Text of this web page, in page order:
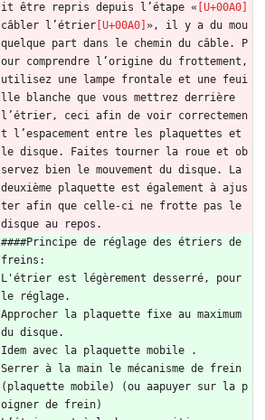
it être repris depuis l’étape «
câbler l’étrier
», il y a du mou
quelque part dans le chemin du câble. P
our comprendre l’origine du frottement,
utilisez une lampe frontale et une feui
lle blanche que vous mettrez derrière
l’étrier, ceci afin de voir correctemen
t l’espacement entre les plaquettes et
le disque. Faites tourner la roue et ob
servez bien le mouvement du disque. La
deuxième plaquette est également à ajus
ter afin que celle-ci ne frotte pas le
disque au repos.
####Principe de réglage des étriers de
freins:
L'étrier est légèrement desserré, pour
le réglage.
Approcher la plaquette fixe au maximum
du disque.
Idem avec la plaquette mobile .
Serrer à la main le mécanisme de frein
(plaquette mobile) (ou aapuyer sur la p
oigner de frein)